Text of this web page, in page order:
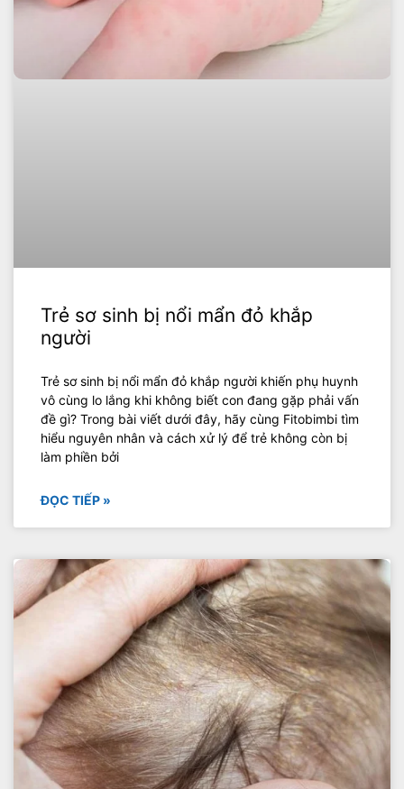
Trẻ sơ sinh bị nổi mẩn đỏ khắp
người
Trẻ sơ sinh bị nổi mẩn đỏ khắp người khiến phụ huynh
vô cùng lo lắng khi không biết con đang gặp phải vấn
đề gì? Trong bài viết dưới đây, hãy cùng Fitobimbi tìm
hiểu nguyên nhân và cách xử lý để trẻ không còn bị
làm phiền bởi
ĐỌC TIẾP »